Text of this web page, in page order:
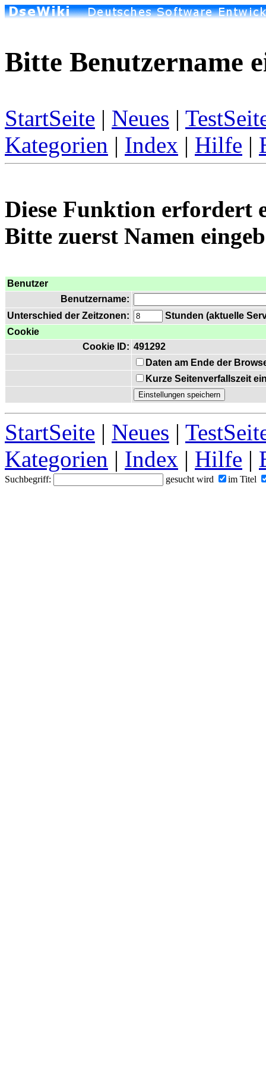
Bitte Benutzername
StartSeite | Neues |
Kategorien | Index | Hilfe |
Diese Funktion erfordert
Bitte zuerst Namen
Benutzer
Benutzername:
Unterschied der Zeitzonen:
Stunden (aktuelle
Cookie
Cookie ID: 491292
Daten am Ende der
Kurze Seitenverfallszeit
StartSeite | Neues |
Kategorien | Index | Hilfe |
Suchbegriff: gesucht wird im Titel